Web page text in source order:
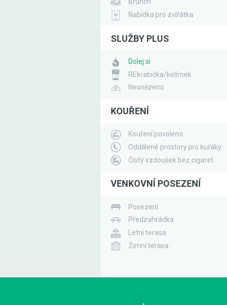
Brunch
Nabídka pro zvířátka
SLUŽBY PLUS
Dolej si
REkrabička/kelímek
Nesnězeno
KOUŘENÍ
Kouření povoleno
Oddělené prostory pro kuřáky
Čístý vzdoušek bez cigaret
VENKOVNÍ POSEZENÍ
Posezení
Předzahrádka
Letní terasa
Zimní terasa